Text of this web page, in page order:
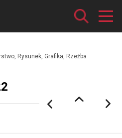
Rysunek, Grafika, Rzeźba